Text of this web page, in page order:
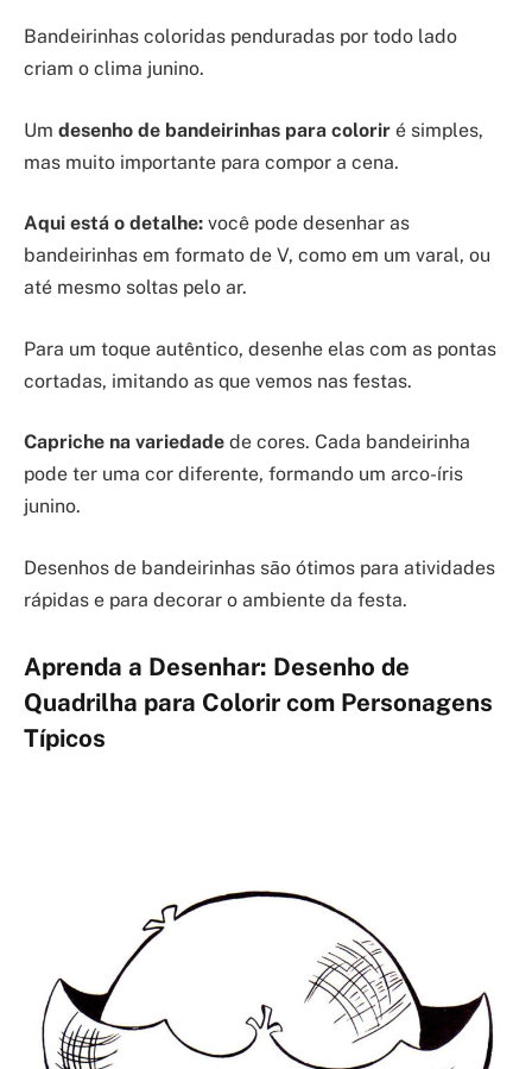
Bandeirinhas coloridas penduradas por todo lado
criam o clima junino.
Um desenho de bandeirinhas para colorir é simples,
mas muito importante para compor a cena.
Aqui está o detalhe: você pode desenhar as
bandeirinhas em formato de V, como em um varal, ou
até mesmo soltas pelo ar.
Para um toque autêntico, desenhe elas com as pontas
cortadas, imitando as que vemos nas festas.
Capriche na variedade de cores. Cada bandeirinha
pode ter uma cor diferente, formando um arco-íris
junino.
Desenhos de bandeirinhas são ótimos para atividades
rápidas e para decorar o ambiente da festa.
Aprenda a Desenhar: Desenho de
Quadrilha para Colorir com Personagens
Típicos